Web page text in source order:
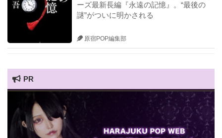
ーズ最新長編『永遠の記憶』。“最後の
謎”がついに明かされる
原宿POP編集部
PR
HARAJUKU POP TV